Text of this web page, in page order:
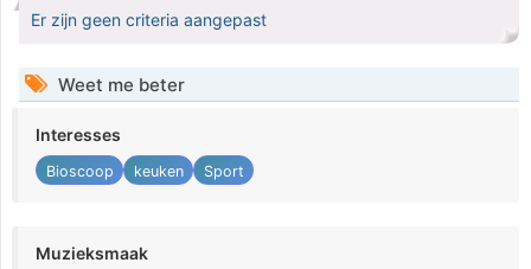
Er zijn geen criteria aangepast
Weet me beter
Interesses
Bioscoop keuken Sport
Muzieksmaak